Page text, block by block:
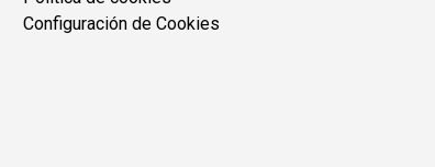
Configuración de Cookies